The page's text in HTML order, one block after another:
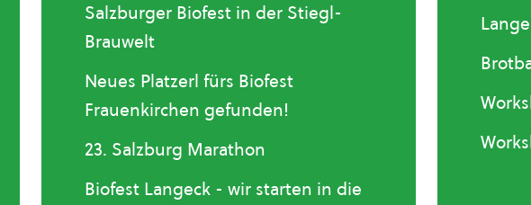
Salzburger Biofest in der Stiegl-
Brauwelt
Neues Platzerl fürs Biofest
Frauenkirchen gefunden!
23. Salzburg Marathon
Biofest Langeck - wir starten in die